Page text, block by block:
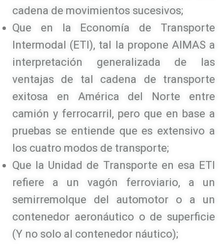
cadena de movimientos sucesivos;
Que en la Economía de Transporte
Intermodal (ETI), tal la propone AIMAS a
interpretación generalizada de las
ventajas de tal cadena de transporte
exitosa en América del Norte entre
camión y ferrocarril, pero que en base a
pruebas se entiende que es extensivo a
los cuatro modos de transporte;
Que la Unidad de Transporte en esa ETI
refiere a un vagón ferroviario, a un
semirremolque del automotor o a un
contenedor aeronáutico o de superficie
(Y no solo al contenedor náutico);